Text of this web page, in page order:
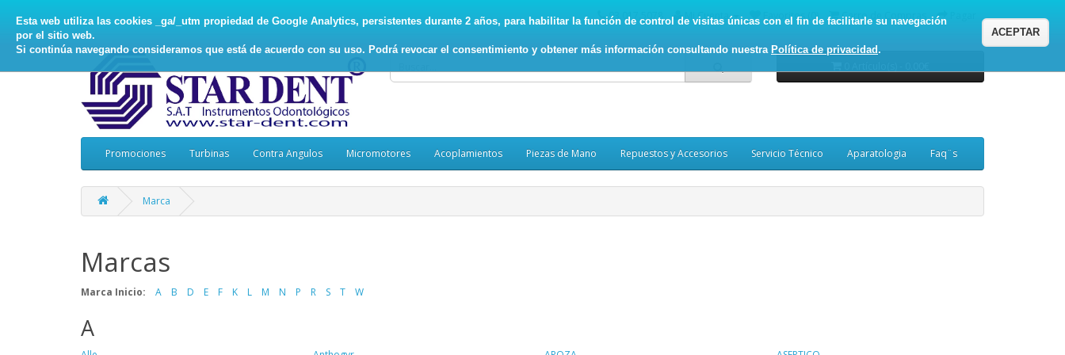
Esta web utiliza las cookies _ga/_utm propiedad de Google Analytics, persistentes durante 2 años, para habilitar la función de control de visitas únicas con el fin de facilitarle su navegación
por el sitio web.
Si continúa navegando consideramos que está de acuerdo con su uso. Podrá revocar el consentimiento y obtener más información consultando nuestra Política de privacidad.
ACEPTAR
93.017.5078 Mi Cuenta Favoritos (0) Carro de Compras
Promociones Turbinas Contra Angulos Micromotores Acoplamientos Piezas de Mano Repuestos y Accesorios Servicio Técnico Aparatologia Faq¨s
Marca
Marcas
Marca Inicio: A B D E F K L M N P R S T W
A